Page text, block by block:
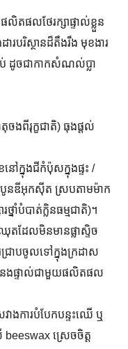
លិតផលថែរក្សាផ្ទាល់ខ្លួន
បរិស្ថានដ៏តឹងរឹង មុខងារ
ដូចជាកាកសំណល់ប្លា
ងពីរុក្ខជាតិ) ធុងផ្តល់
ក្នុងជីកំប៉ុសក្នុងផ្ទះ /
ាបូនឌីអុកស៊ីត ស្របតាមម៉ាក
បំបាត់ក្លិនធម្មជាតិ)។
តដែលមិនមានផ្លាស្ទិច
រាបចូលទៅក្នុងក្រដាស
នងផ្ទាល់ជាមួយផលិតផល
ងការបំបែកបន្ទះឈើ ឬ
beeswax ស្រេចចិត្ត